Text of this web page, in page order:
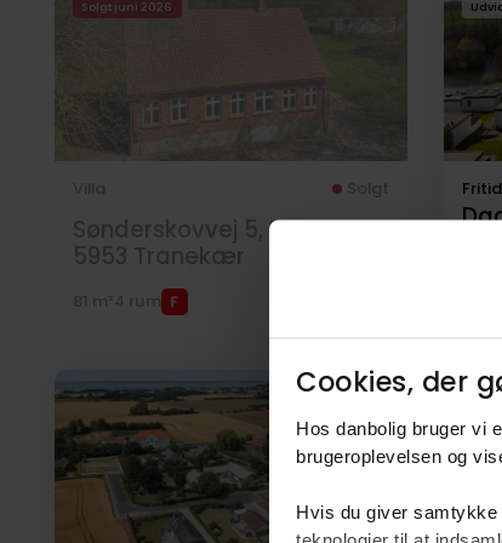
Cookies, der
Hos danbolig bruger vi
brugeroplevelsen og
Hvis du giver
salg
Solgt juni 2026
Sønderskovvej 5, Bøstrup,
Tranekær